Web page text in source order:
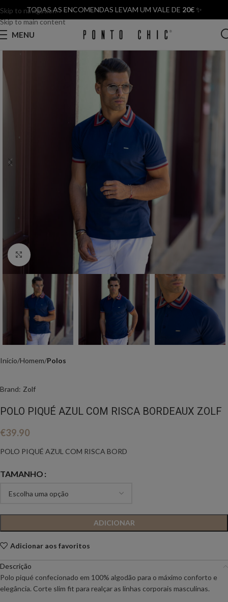
Skip to navigation
Skip to main content
TODAS AS ENCOMENDAS LEVAM UM VALE DE 20€✨
MENU
Click to enlarge
Início Homem Polos
Brand: Zolf
POLO PIQUÉ AZUL COM RISCA BORDEAUX ZOLF
€39.90
POLO PIQUÉ AZUL COM RISCA BORD
TAMANHO
ADICIONAR
Adicionar aos favoritos
Descrição
Polo piqué confecionado em 100% algodão para o máximo conforto e
elegância. Corte slim fit para realçar as linhas corporais masculinas.